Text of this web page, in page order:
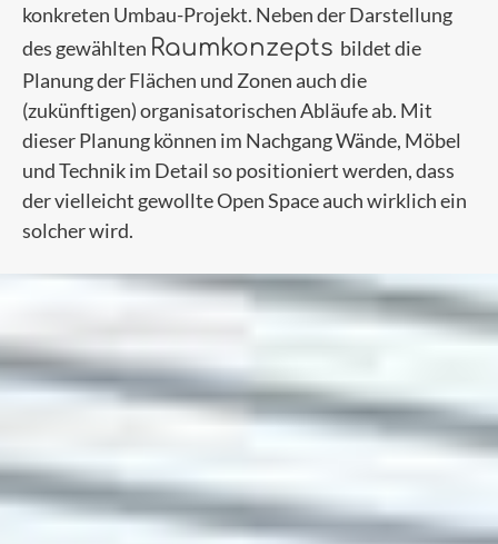
konkreten Umbau-Projekt. Neben der Darstellung
des gewählten Raumkonzepts bildet die
Planung der Flächen und Zonen auch die
(zukünftigen) organisatorischen Abläufe ab. Mit
dieser Planung können im Nachgang Wände, Möbel
und Technik im Detail so positioniert werden, dass
der vielleicht gewollte Open Space auch wirklich ein
solcher wird.